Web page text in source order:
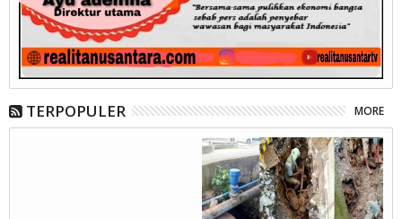
TERPOPULER MORE